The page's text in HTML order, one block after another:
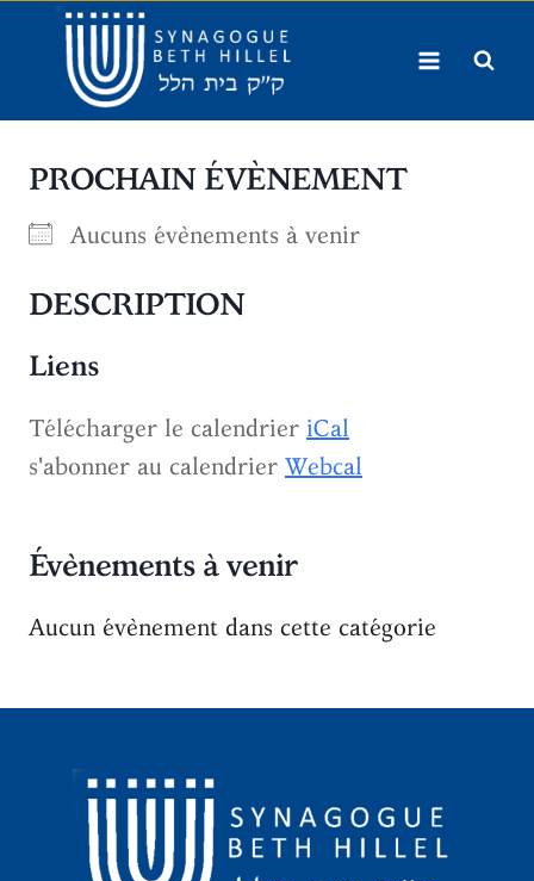
contenu
PROCHAIN ÉVÈNEMENT
Aucuns évènements à venir
DESCRIPTION
Liens
Télécharger le calendrier iCal
s'abonner au calendrier Webcal
Évènements à venir
Aucun évènement dans cette catégorie